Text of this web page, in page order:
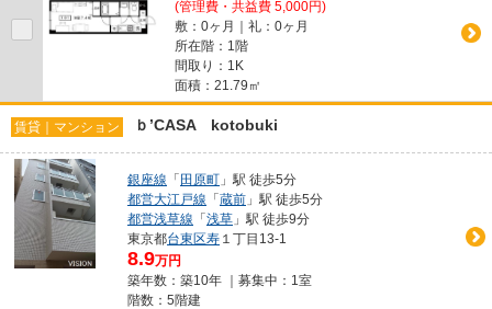
(管理費・共益費 5,000円)
敷：0ヶ月｜礼：0ヶ月
所在階：1階
間取り：1K
面積：21.79㎡
賃貸｜マンション ｂ’CASA kotobuki
銀座線 「田原町 」駅 徒歩5分
都営大江戸線 「蔵前 」駅 徒歩5分
都営浅草線 「浅草 」駅 徒歩9分
東京都台東区寿 １丁目13-1
8.9万円
築年数：築10年 ｜募集中： 1室
階数：5階建